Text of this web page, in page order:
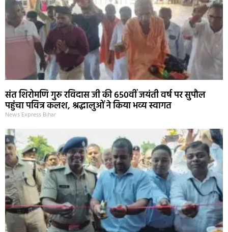
संत शिरोमणि गुरु रविदास जी की 650वीं जयंती वर्ष पर सुपौल
पहुंचा पवित्र कलश, श्रद्धालुओं ने किया भव्य स्वागत
News Express Bihar